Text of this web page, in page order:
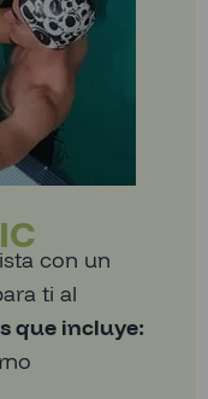
con un
ti al
que incluye: